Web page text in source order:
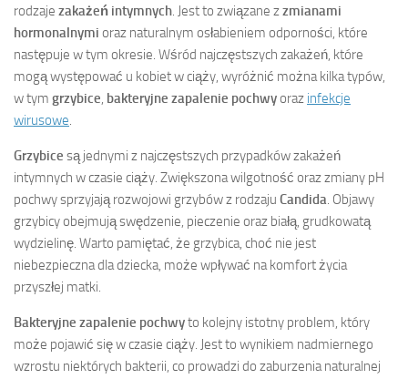
rodzaje zakażeń intymnych. Jest to związane zzmianami
hormonalnymi oraz naturalnym osłabieniem odporności, które
następuje w tym okresie. Wśród najczęstszych zakażeń, które
mogą występować u kobiet w ciąży, wyróżnić można kilka typów,
w tym grzybice, bakteryjne zapalenie pochwyoraz infekcje
wirusowe.
Grzybice są jednymi z najczęstszych przypadków zakażeń
intymnych w czasie ciąży. Zwiększona wilgotność oraz zmiany pH
pochwy sprzyjają rozwojowi grzybów z rodzaju Candida. Objawy
grzybicy obejmują swędzenie, pieczenie oraz białą, grudkowatą
wydzielinę. Warto pamiętać, że grzybica, choć nie jest
niebezpieczna dla dziecka, może wpływać na komfort życia
przyszłej matki.
Bakteryjne zapalenie pochwyto kolejny istotny problem, który
może pojawić się w czasie ciąży. Jest to wynikiem nadmiernego
wzrostu niektórych bakterii, co prowadzi do zaburzenia naturalnej